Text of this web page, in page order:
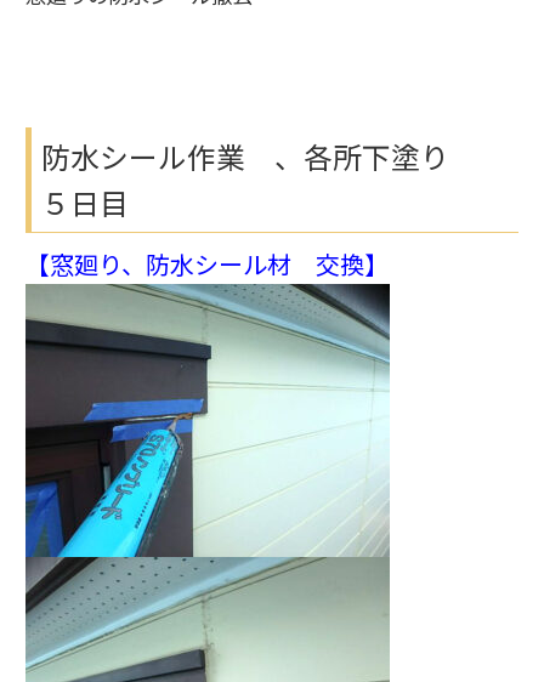
防水シール作業 、各所下塗り
５日目
【窓廻り、防水シール材 交換】